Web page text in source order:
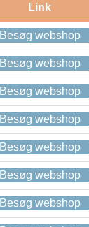
Link
Besøg webshop
Besøg webshop
Besøg webshop
Besøg webshop
Besøg webshop
Besøg webshop
Besøg webshop